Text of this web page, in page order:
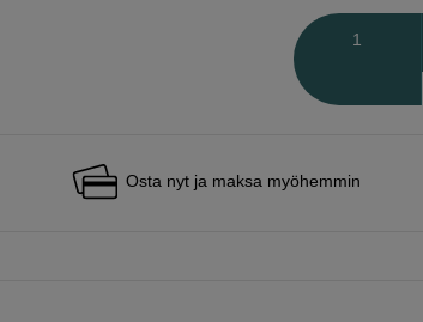
Osta nyt ja maksa myöhemmin